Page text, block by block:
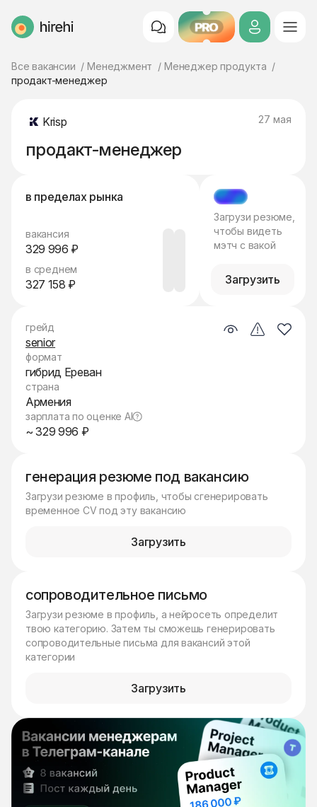
HireHi PRO
Все вакансии Менеджмент
Менеджер продукта
продакт-менеджер
Krisp 27 мая
продакт-менеджер
в пределах рынка
вакансия
329 996 ₽
в среднем
327 158 ₽
МЭТЧ
Загрузи резюме,
чтобы видеть
мэтч с вакой
Загрузить
генерация резюме под вакансию
Загрузи резюме в профиль, чтобы сгенерировать
временное CV под эту вакансию
Загрузить
сопроводительное письмо
Загрузи резюме в профиль, а нейросеть определит
твою категорию. Затем ты сможешь генерировать
сопроводительные письма для вакансий этой
категории
Загрузить
грейд
senior
формат
гибрид Ереван
страна
Армения
зарплата по оценке AI
~ 329 996 ₽